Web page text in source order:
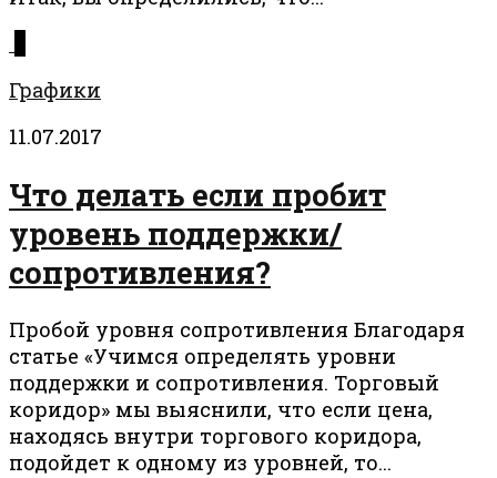
Графики
11.07.2017
Что делать если пробит
уровень поддержки/
сопротивления?
Пробой уровня сопротивления Благодаря
статье «Учимся определять уровни
поддержки и сопротивления. Торговый
коридор» мы выяснили, что если цена,
находясь внутри торгового коридора,
подойдет к одному из уровней, то...